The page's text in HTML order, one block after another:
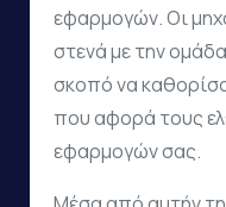
εφαρμογών. Οι
στενά με την
σκοπό να
που αφορά τους
εφαρμογών σας.